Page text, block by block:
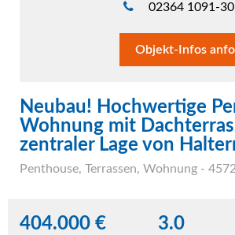
02364 1091-
Objekt-Infos
Neubau! Hochwertige
Wohnung mit
zentraler Lage von
Penthouse, Terrassen, Wohnung -
404.000 € 3.0